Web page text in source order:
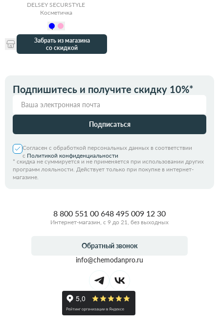
DELSEY SECURSTYLE
Косметичка
Забрать из магазина
со скидкой
Подпишитесь и получите скидку 10%*
Подписаться
Согласен с обработкой персональных данных в соответствии
с Политикой конфиденциальности
* скидка не суммируется и не применяется при использовании других
программ лояльности. Действует только при покупке в интернет-
магазине.
8 800 551 00 648 495 009 12 30
Интернет-магазин, с 9 до 21, без выходных
Обратный звонок
info@chemodanpro.ru